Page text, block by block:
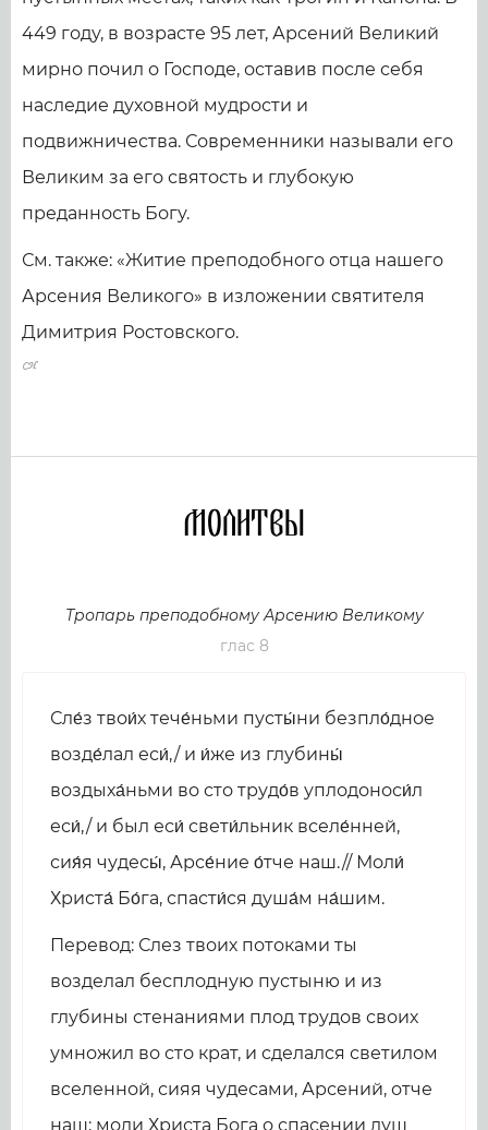
449 году, в возрасте 95 лет, Арсений Великий
мирно почил о Господе, оставив после себя
наследие духовной мудрости и
подвижничества. Современники называли его
Великим за его святость и глубокую
преданность Богу.
См. также: «Житие преподобного отца нашего
Арсения Великого» в изложении святителя
Димитрия Ростовского.
Молитвы
Тропарь преподобному Арсению Великому
глас 8
Сле́з твои́х тече́ньми пусты́ни безпло́дное
возде́лал еси́,/ и и́же из глубины́
воздыха́ньми во сто трудо́в уплодоноси́л
еси́,/ и был еси́ свети́льник вселе́нней,
сия́я чудесы́, Арсе́ние о́тче наш.// Моли́
Христа́ Бо́га, спасти́ся душа́м на́шим.
Перевод: Слез твоих потоками ты
возделал бесплодную пустыню и из
глубины стенаниями плод трудов своих
умножил во сто крат, и сделался светилом
вселенной, сияя чудесами, Арсений, отче
наш; моли Христа Бога о спасении душ